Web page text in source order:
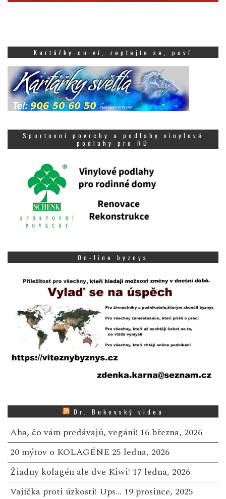
Kartářky co ví, zeptejte se, poví
Sportovní povrchy a podlahy vinylové
podlahy pro RD
On-line byznys
Dr. Bukovský videa
Aha, čo vám predávajú, vegáni! 16 března, 2026
20 mýtov o KOLAGÉNE 25 ledna, 2026
Žiadny kolagén ale dve Kiwi! 17 ledna, 2026
Vajíčka proti úzkosti! Ups… 19 prosince, 2025